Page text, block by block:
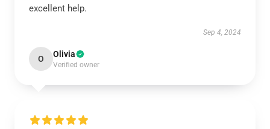
excellent help.
Sep 4, 2024
O Olivia
Verified owner